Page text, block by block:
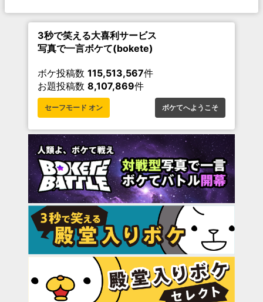
3秒で笑える大喜利サービス
写真で一言ボケて(bokete)
ボケ投稿数 115,513,567件
お題投稿数 8,107,869件
セーフモード オン ボケてへようこそ